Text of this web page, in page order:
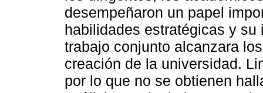
desempeñaron un papel
habilidades estratégicas y
trabajo conjunto alcanzara
creación de la universidad.
por lo que no se obtienen